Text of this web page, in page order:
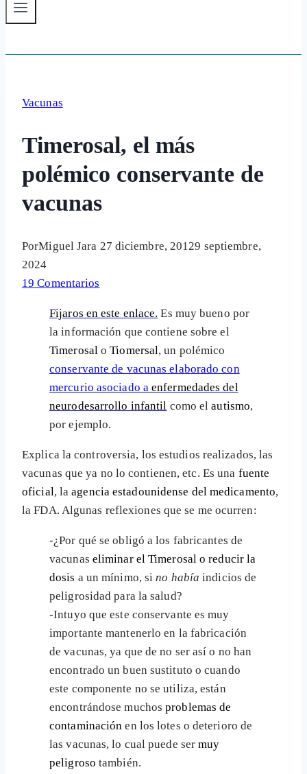
Vacunas
Timerosal, el más
polémico conservante de
vacunas
PorMiguel Jara 27 diciembre, 20129 septiembre,
2024
19 Comentarios
Fijaros en este enlace. Es muy bueno por
la información que contiene sobre el
TimerosaloTiomersal, un polémico
conservante de vacunas elaborado con
mercurio asociado aenfermedades del
neurodesarrollo infantil como elautismo,
por ejemplo.
Explica la controversia, los estudios realizados, las
vacunas que ya no lo contienen, etc. Es una fuente
oficial, laagencia estadounidense del medicamento,
la FDA. Algunas reflexiones que se me ocurren:
-¿Por qué se obligó a los fabricantes de
vacunas eliminar el Timerosal o reducir la
dosis a un mínimo, sino había indicios de
peligrosidad para la salud?
-Intuyo que este conservante es muy
importante mantenerlo en la fabricación
de vacunas, ya que de no ser así o no han
encontrado un buen sustituto o cuando
este componente no se utiliza, están
encontrándose muchosproblemas de
contaminación en los lotes o deterioro de
las vacunas, lo cual puede sermuy
peligroso también.